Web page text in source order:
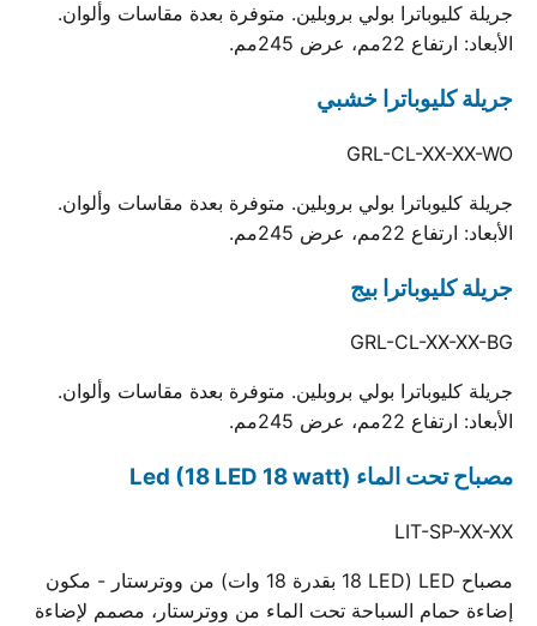
جريلة كليوباترا بولي بروبلين. متوفرة بعدة مقاسات وألوان.
الأبعاد: ارتفاع 22مم، عرض 245مم.
جريلة كليوباترا خشبي
GRL-CL-XX-XX-WO
جريلة كليوباترا بولي بروبلين. متوفرة بعدة مقاسات وألوان.
الأبعاد: ارتفاع 22مم، عرض 245مم.
جريلة كليوباترا بيج
GRL-CL-XX-XX-BG
جريلة كليوباترا بولي بروبلين. متوفرة بعدة مقاسات وألوان.
الأبعاد: ارتفاع 22مم، عرض 245مم.
مصباح تحت الماء Led (18 LED 18 watt)
LIT-SP-XX-XX
مصباح LED (18 LED بقدرة 18 وات) من ووترستار - مكون
إضاءة حمام السباحة تحت الماء من ووترستار، مصمم لإضاءة